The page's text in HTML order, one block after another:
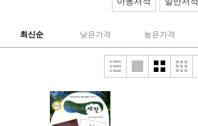
최신순 낮은가격 높은가격